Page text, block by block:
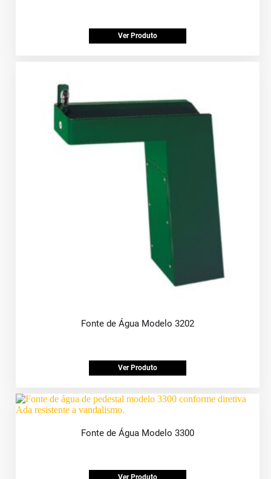
Ver Produto
Fonte de Água Modelo 3202
Ver Produto
Fonte de Água Modelo 3300
Ver Produto